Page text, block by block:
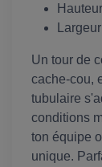
Un tour de
cache-cou,
tubulaire
conditions
ton équipe
unique.